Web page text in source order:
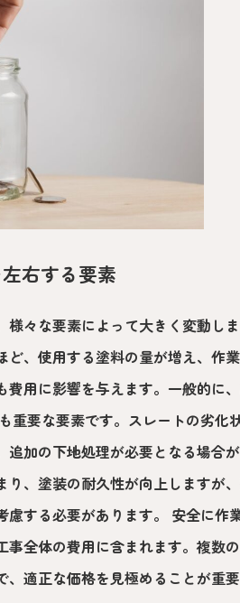
右する要素
様々な要素によって大きく変動し
ど、使用する塗料の量が増え、作
費用に影響を与えます。一般的に
重要な要素です。スレートの劣化
加の下地処理が必要となる場合
り、塗装の耐久性が向上しますが
慮する必要があります。 安全に作
事全体の費用に含まれます。複数
適正な価格を見極めることが重要